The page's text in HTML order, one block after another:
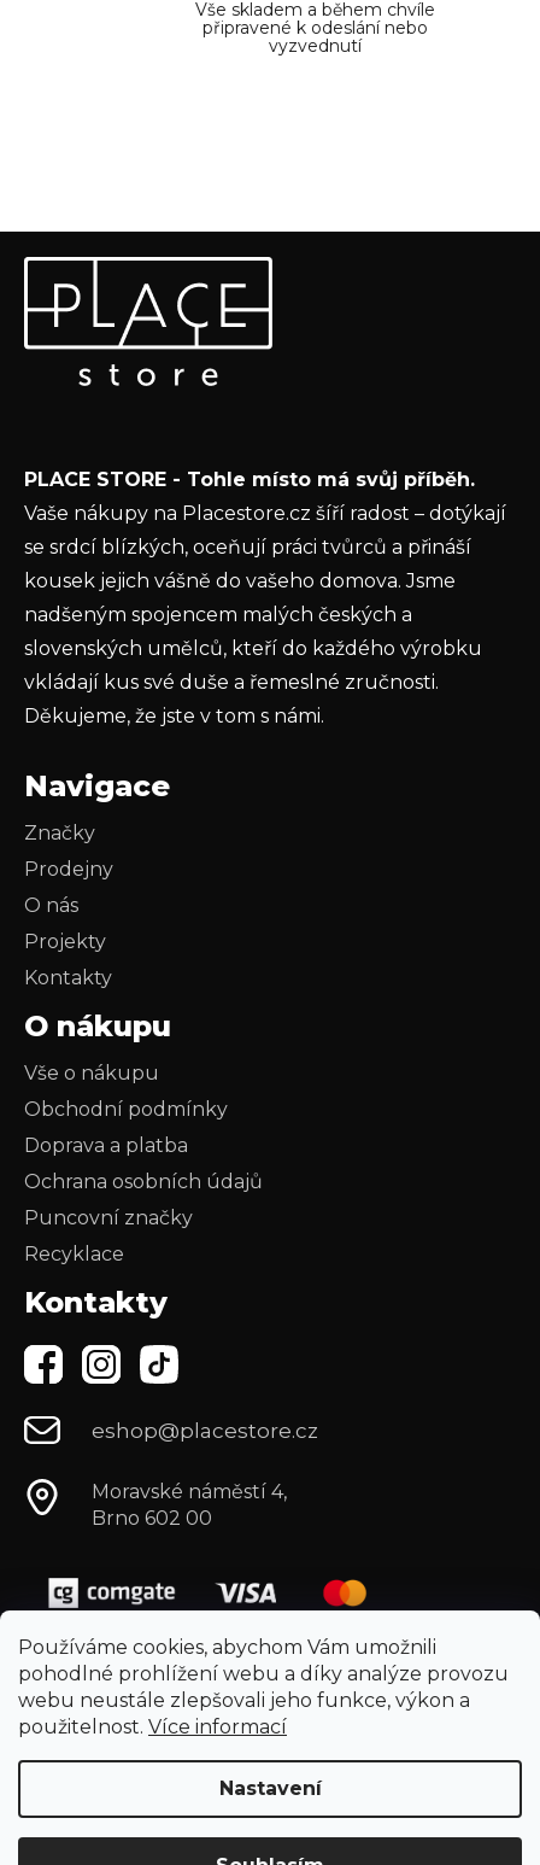
Používáme cookies, abychom Vám umožnili
pohodlné prohlížení webu a díky analýze provozu
webu neustále zlepšovali jeho funkce, výkon a
použitelnost. Více informací
Nastavení
u
Vše skladem a během chvíle
připravené k odeslání nebo
vyzvednutí
Odebírat newsletter
Vložte svůj e-mail a my vám budeme zasílat informace o
nových produktech na našem e-shopu.
ochrany osobních údajů
PŘIHLÁSIT SE
PLACE STORE - Tohle místo má svůj příběh.
Vaše nákupy na Placestore.cz šíří radost – dotýkají
se srdcí blízkých, oceňují práci tvůrců a přináší
kousek jejich vášně do vašeho domova. Jsme
nadšeným spojencem malých českých a
slovenských umělců, kteří do každého výrobku
vkládají kus své duše a řemeslné zručnosti.
Děkujeme, že jste v tom s námi.
Navigace
Značky
Prodejny
O nás
Projekty
Kontakty
O nákupu
Vše o nákupu
Obchodní podmínky
Doprava a platba
Ochrana osobních údajů
Puncovní značky
Recyklace
Kontakty
eshop@placestore.cz
Moravské náměstí 4,
Brno 602 00
Vytvořil Shoptet
Copyright 2026Placestore.cz. Všechna práva